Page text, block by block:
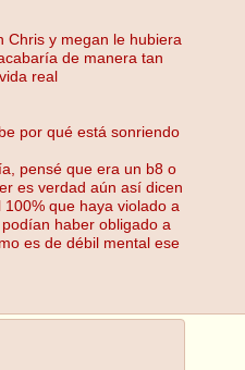
Chris y megan le hubiera
de manera tan
real
por qué está sonriendo
pensé que era un b8 o
es verdad aún así dicen
que haya violado a
haber obligado a
es de débil mental ese